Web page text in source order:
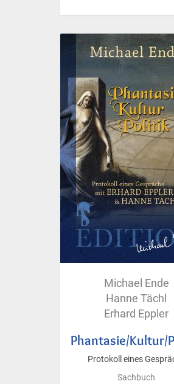
Michael Ende
Hanne Tächl
Erhard Eppler
Phantasie/Kultur/
Protokoll eines
Sachbuch